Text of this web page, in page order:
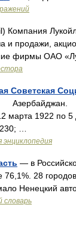
Компания
и продажи,
фирмы ОАО
Советская
марта 1922 по 5
…
энциклопедия
— в
76,1%. 28
Ненецкий
словарь